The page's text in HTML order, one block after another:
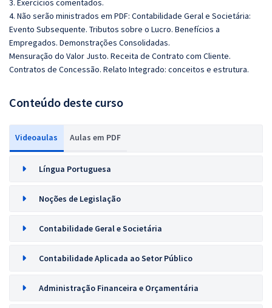
3. Exercícios comentados.
4. Não serão ministrados em PDF: Contabilidade Geral e Societária:
Evento Subsequente. Tributos sobre o Lucro. Benefícios a
Empregados. Demonstrações Consolidadas.
Mensuração do Valor Justo. Receita de Contrato com Cliente.
Contratos de Concessão. Relato Integrado: conceitos e estrutura.
Conteúdo deste curso
Videoaulas Aulas em PDF
Língua Portuguesa
Noções de Legislação
Contabilidade Geral e Societária
Contabilidade Aplicada ao Setor Público
Administração Financeira e Orçamentária